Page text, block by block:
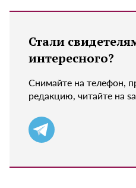
Стали
интересного?
Снимайте на телефон,
редакцию, читайте на